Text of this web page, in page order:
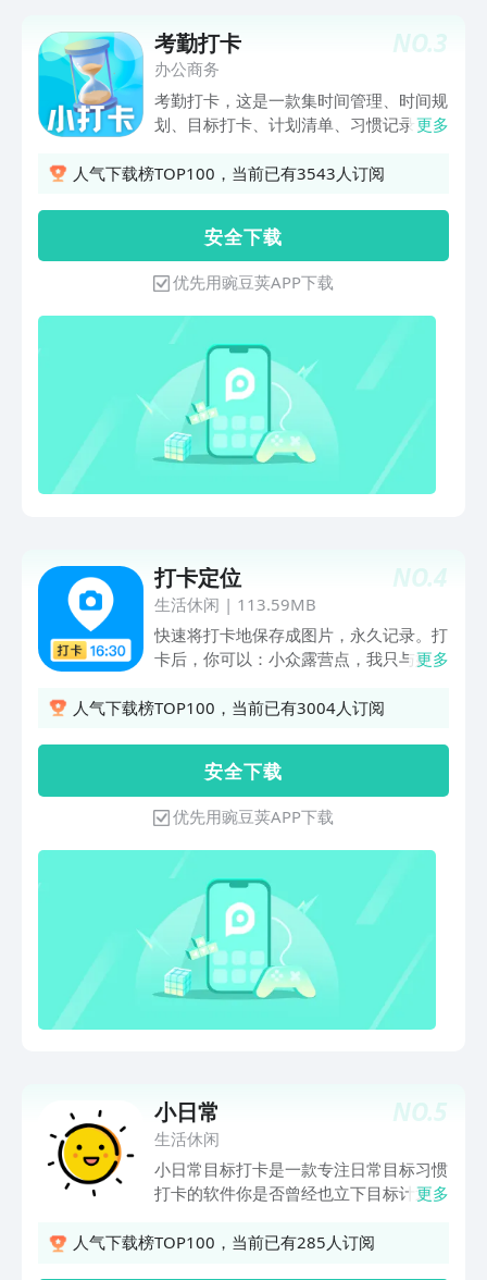
八”，添加公众号里面提供的客服微信，
客服会帮您配置免费会员。
NO.3
考勤打卡
办公商务
考勤打卡，这是一款集时间管理、时间规
划、目标打卡、计划清单、习惯记录、日
TODO清单打卡、小日常习惯目标打卡软
等功能，便捷的目标任务设置，让你更专
注自己的目标：学习、工作、成长，成为
那个自律的你。 【计划清单】制定你的
专属计划清单，我们为您设置了学习、常
用、财务、运动等多类计划，包含您常用
的看书、复习、上网课、健身、减肥、跑
步、每天8杯水、吃水果等计划清单选
项，您可快速选择创建。还可自定义习
惯，方便快捷！ 【打卡记录】随时查看
你打卡的完成情况，累计打卡、连续打
卡、连续打卡，还可查看每月每天具体打
卡的情况。让你随时掌握自己习惯养成的
坚持学习的道路上更易坚持。还有超多背
景颜色可选 【倒计时】高考倒计时、考
研倒计时、考公务员倒计时、考试倒计
时、新年倒计时、情人节倒计时均可一键
自定义设置，还可设置多个，让你学习更
加具有紧迫感，更好的管理规划时间。还
可设置结婚纪念日、脱单纪念日等。
【私密日记】只想对自己说的话，自己的
心情日记，您可尽情写下你的故事，加上
密码锁！你的秘密只属于你的一个人，别
人无法窥探。让它成为你的私密日记本。
更多
人气下载榜TOP100，当前已有3543人订阅
安 全 下 载
优先用豌豆荚APP下载
NO.4
打卡定位
生活休闲 | 113.59MB
快速将打卡地保存成图片，永久记录。打
卡后，你可以：小众露营点，我只与好友
找遛娃地SoEasy；标记好的钓鱼点分享
注：仅供，勿用于不合规场景。
更多
人气下载榜TOP100，当前已有3004人订阅
安 全 下 载
优先用豌豆荚APP下载
NO.5
小日常
生活休闲
小日常目标打卡是一款专注日常目标习惯
打卡的软件你是否曾经也立下目标计划？
看书、运动减肥、要变美变瘦、健康饮
更多
人气下载榜TOP100，当前已有285人订阅